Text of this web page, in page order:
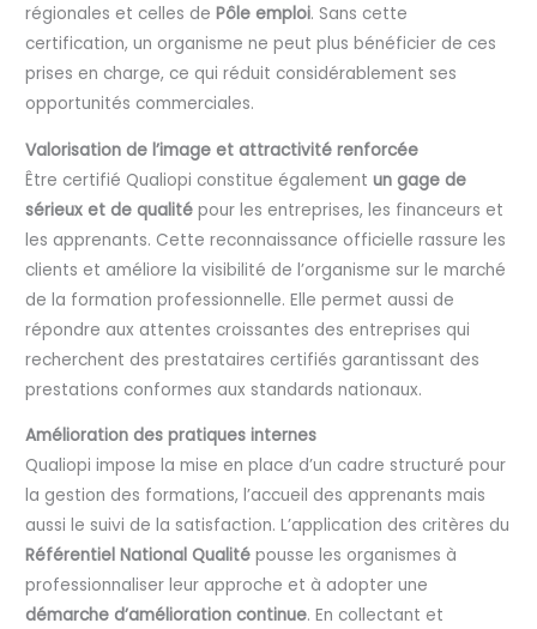
régionales et celles dePôle emploi. Sans cette
certification, un organisme ne peut plus bénéficier de ces
prises en charge, ce qui réduit considérablement ses
opportunités commerciales.
Valorisation de l’image et attractivité renforcée
Être certifié Qualiopi constitue égalementun gage de
sérieux et de qualité pour les entreprises, les financeurs et
les apprenants. Cette reconnaissance officielle rassure les
clients et améliore la visibilité de l’organisme sur le marché
de la formation professionnelle. Elle permet aussi de
répondre aux attentes croissantes des entreprises qui
recherchent des prestataires certifiés garantissant des
prestations conformes aux standards nationaux.
Amélioration des pratiques internes
Qualiopi impose la mise en place d’un cadre structuré pour
la gestion des formations, l’accueil des apprenants mais
aussi le suivi de la satisfaction. L’application des critères du
Référentiel National Qualité pousse les organismes à
professionnaliser leur approche et à adopter une
démarche d’amélioration continue. En collectant et